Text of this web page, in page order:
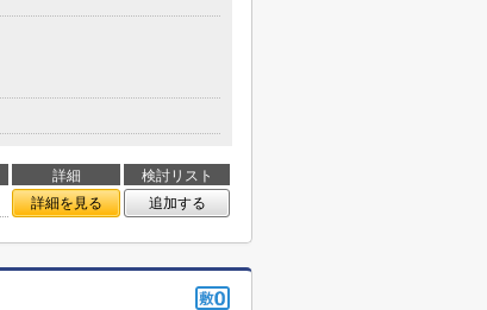
詳細
検討リスト
詳細を見る 追加する